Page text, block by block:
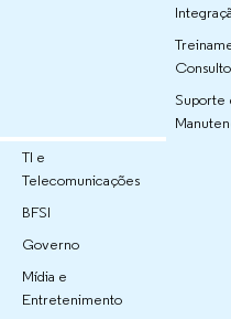
Suporte
TI e
Telecomunicações
BFSI
Governo
Mídia e
Entretenimento